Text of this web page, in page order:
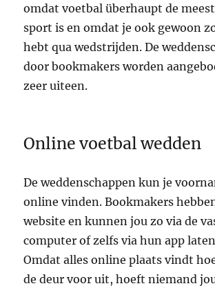
omdat voetbal überhaupt de
sport is en omdat je ook gewoon
hebt qua wedstrijden. De
door bookmakers worden
zeer uiteen.
Online voetbal wedden
De weddenschappen kun je
online vinden. Bookmakers
website en kunnen jou zo via de
computer of zelfs via hun app
Omdat alles online plaats vindt
de deur voor uit, hoeft niemand